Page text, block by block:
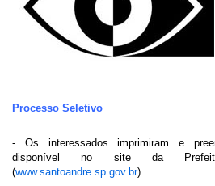
Processo Seletivo
- Os interessados imprimiram e
disponível no site da
(www.santoandre.sp.gov.br).